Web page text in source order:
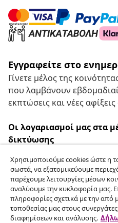
Εγγραφείτε στο
Γίνετε μέλος της
που λαμβάνουν
εκπτώσεις και νέες
Οι λογαριασμοί μας στα
δικτύωσης
Υπαναχώρηση από τη
Υποβάλετε αίτημα
παραγγελία σας.
Χρησιμοποιούμε cookies ώστε η
σωστά, να εξατομικεύουμε
παρέχουμε λειτουργίες μέσων
αναλύουμε την κυκλοφορία μας.
πληροφορίες σχετικά με την από
τοποθεσίας μας στους
διαφημίσεων και ανάλυσης.